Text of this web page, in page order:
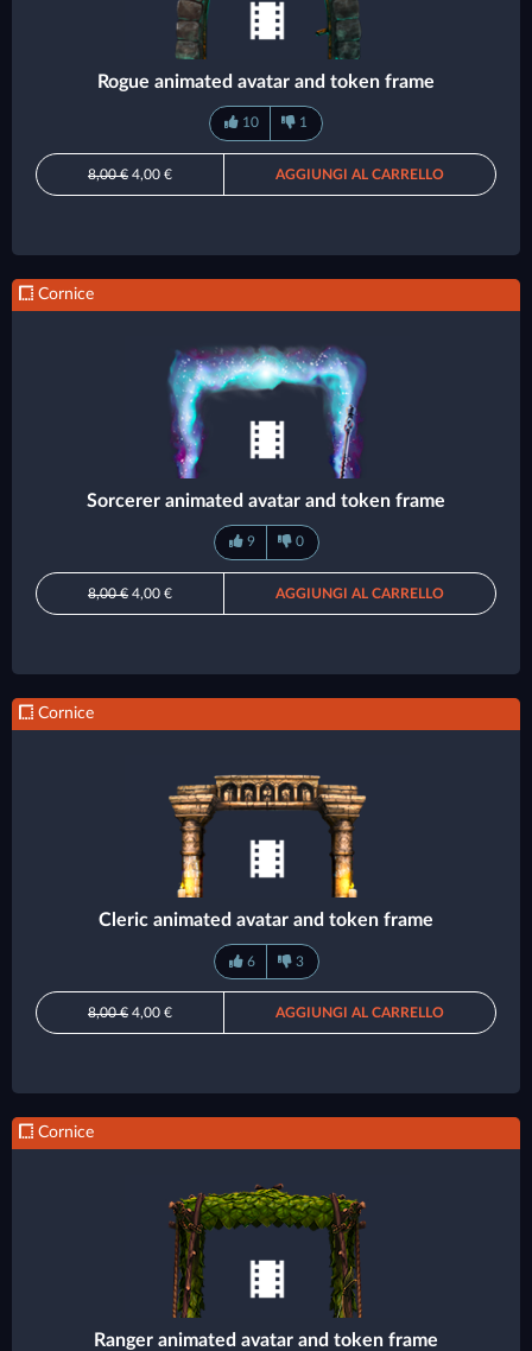
Rogue animated avatar and token frame
10 1
8,00 € 4,00 € AGGIUNGI AL CARRELLO
Cornice
Sorcerer animated avatar and token frame
9 0
8,00 € 4,00 € AGGIUNGI AL CARRELLO
Cornice
Cleric animated avatar and token frame
6 3
8,00 € 4,00 € AGGIUNGI AL CARRELLO
Cornice
Ranger animated avatar and token frame